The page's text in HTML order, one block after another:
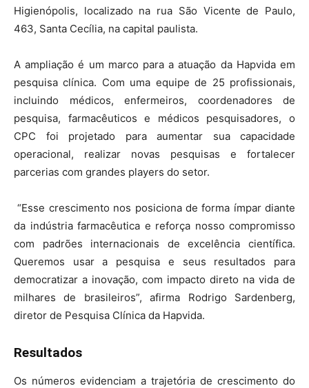
Higienópolis, localizado na rua São Vicente de Paulo,
463, Santa Cecília, na capital paulista.
A ampliação é um marco para a atuação da Hapvida em
pesquisa clínica. Com uma equipe de 25 profissionais,
incluindo médicos, enfermeiros, coordenadores de
pesquisa, farmacêuticos e médicos pesquisadores, o
CPC foi projetado para aumentar sua capacidade
operacional, realizar novas pesquisas e fortalecer
parcerias com grandes players do setor.
“Esse crescimento nos posiciona de forma ímpar diante
da indústria farmacêutica e reforça nosso compromisso
com padrões internacionais de excelência científica.
Queremos usar a pesquisa e seus resultados para
democratizar a inovação, com impacto direto na vida de
milhares de brasileiros”, afirma Rodrigo Sardenberg,
diretor de Pesquisa Clínica da Hapvida.
Resultados
Os números evidenciam a trajetória de crescimento do